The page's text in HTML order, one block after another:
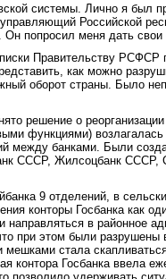
системы. Лично я был
Российской
попросил меня дать свои
Правительству
как можно
оборот страны. Было
решение о реорганизации
функциями) возлагалась
между банками. Были
СССР, Жилсоцбанк
9 отделений, в
конторы Госбанка как
в районное
при этом были разрушены
стала
контора Госбанка ввела